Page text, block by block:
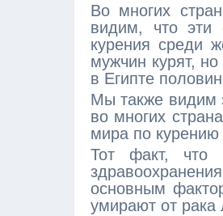
Во многих
видим, что эти
курения среди
мужчин курят,
в Египте
Мы также видим
во многих
мира по курению
Тот факт, что
основным
умирают от рака